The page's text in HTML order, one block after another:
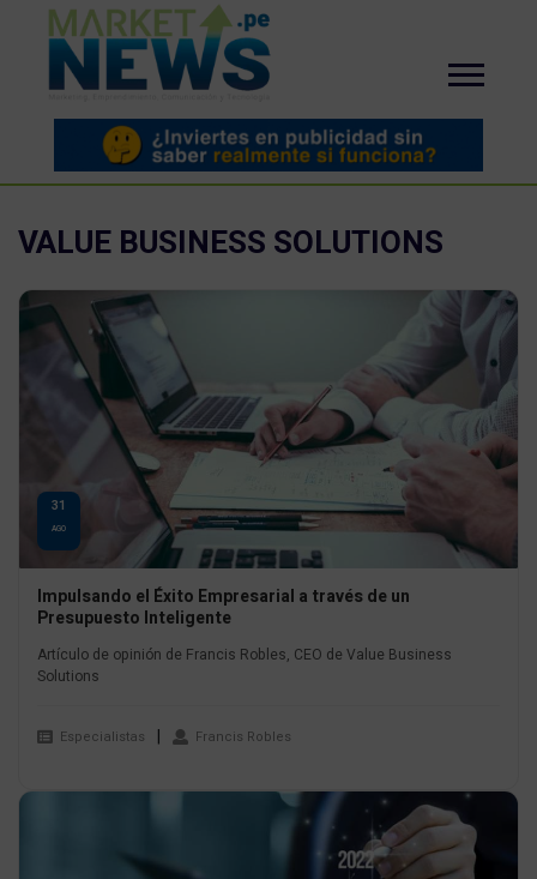
VALUE BUSINESS SOLUTIONS
31
AGO
Impulsando el Éxito Empresarial a través de un
Presupuesto Inteligente
Artículo de opinión de Francis Robles, CEO de Value Business
Solutions
Especialistas Francis Robles